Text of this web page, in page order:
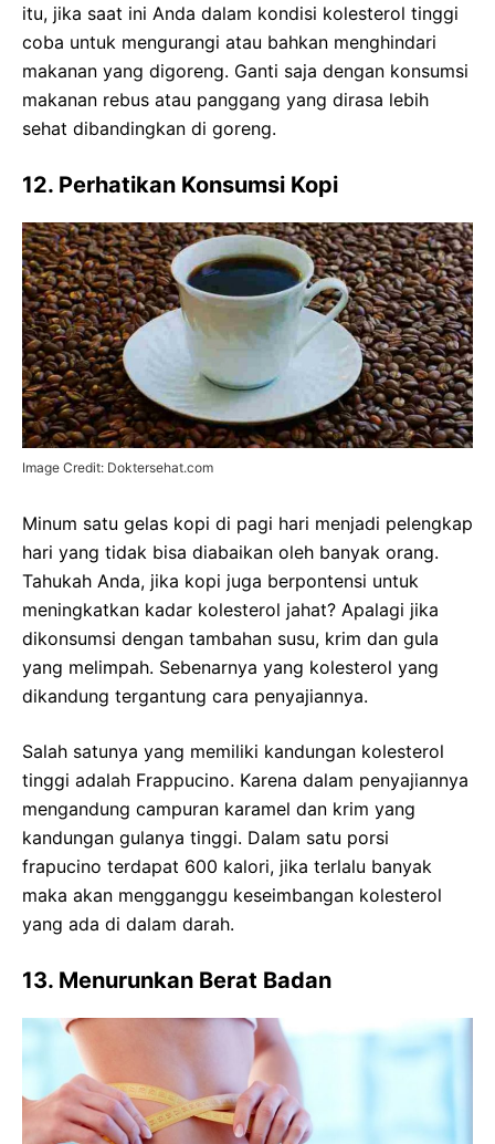
itu, jika saat ini Anda dalam kondisi kolesterol tinggi
coba untuk mengurangi atau bahkan menghindari
makanan yang digoreng. Ganti saja dengan konsumsi
makanan rebus atau panggang yang dirasa lebih
sehat dibandingkan di goreng.
12. Perhatikan Konsumsi Kopi
Image Credit: Doktersehat.com
Minum satu gelas kopi di pagi hari menjadi pelengkap
hari yang tidak bisa diabaikan oleh banyak orang.
Tahukah Anda, jika kopi juga berpontensi untuk
meningkatkan kadar kolesterol jahat? Apalagi jika
dikonsumsi dengan tambahan susu, krim dan gula
yang melimpah. Sebenarnya yang kolesterol yang
dikandung tergantung cara penyajiannya.
Salah satunya yang memiliki kandungan kolesterol
tinggi adalah Frappucino. Karena dalam penyajiannya
mengandung campuran karamel dan krim yang
kandungan gulanya tinggi. Dalam satu porsi
frapucino terdapat 600 kalori, jika terlalu banyak
maka akan mengganggu keseimbangan kolesterol
yang ada di dalam darah.
13. Menurunkan Berat Badan